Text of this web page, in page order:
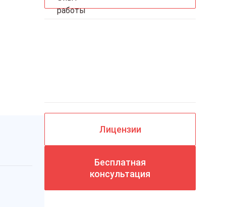
Палата «Комфорт»
Лицензии
Бесплатная
консультация